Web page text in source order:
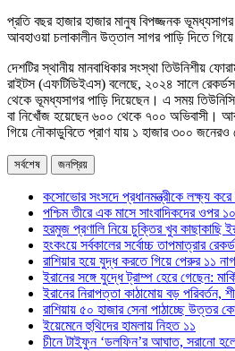
প্রতি বছর হাজার হাজার মানুষ বিপজ্জনক ভূমধ্যসাগর
আবহাওয়া চলাকালীন উত্তাল সাগর পাড়ি দিতে
দেশটির স্থানীয় মানবাধিকার সংস্থা তিউনিশীয়
রাইটস (এফটিডিইএস) বলেছে, ২০২৪ সালে
থেকে ভূমধ্যসাগর পাড়ি দিয়েছেন। এ সময়
বা নিখোঁজ হয়েছেন ৬০০ থেকে ৭০০ অভিবাসী।
গিয়ে নৌকাডুবিতে প্রাণ যায় ১ হাজার ৩০০ জনেরও
সর্বশেষ জনপ্রিয়
কসোভোর সংসদে প্রধানমন্ত্রীকে লক্ষ্য করে
পশ্চিম তীরে এক মাসে সাংবাদিকদের ওপর
হরমুজ প্রণালি নিয়ে চুক্তির খুব কাছাকাছি
হংকংয়ে সর্বকালের সর্বোচ্চ তাপমাত্রার রেকর্ড
রাশিয়ার হয়ে যুদ্ধ করতে গিয়ে পেরুর ১১
ইরানের সঙ্গে যুদ্ধে ট্রাম্প হেরে গেছেন:
ইরানের নিরাপত্তা কাঠামোয় বড় পরিবর্তন,
রাশিয়ায় ৫০ হাজার সেনা পাঠাচ্ছে উত্তর
ইয়েমেনে হুথিদের হামলায় নিহত ১১
চীনে টাইফুন ‘ডলফিন’র আঘাত, সরানো